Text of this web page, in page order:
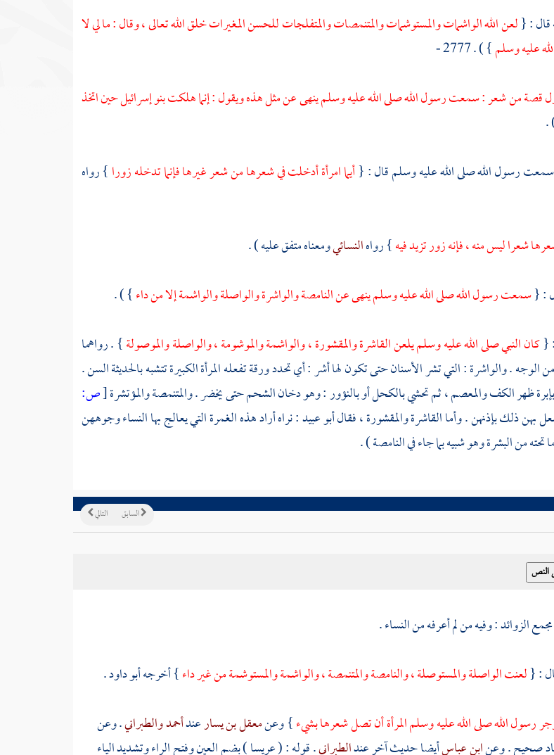
قال : {لعن الله الواشمات والمستوشمات والمتنمصات والمتفلجات للحسن المغيرات خلق الله تعالى ، وقال : ما لي لا
عليه وسلم} ) . 2777 -
قصة من شعر : سمعت رسول الله صلى الله عليه وسلم ينهى عن مثل هذه ويقول : إنما هلكتبنو إسرائيلحين اتخذ
.
رسول الله صلى الله عليه وسلم قال : {أيما امرأة أدخلت في شعرها من شعر غيرها فإنما تدخله زورا} رواه
شعرا ليس منه ، فإنه زور تزيد فيه} رواهالنسائيومعناه متفق عليه ) .
: {سمعت رسول الله صلى الله عليه وسلم ينهى عن النامصة والواشرة والواصلة والواشمة إلا من داء} ) .
{كان النبي صلى الله عليه وسلم يلعن القاشرة والمقشورة ، والواشمة والموشومة ، والواصلة والموصولة} . رواهما
الوجه . والواشرة : التي تشر الأسنان حتى تكون لها أشر : أي تحدد ورقة تفعله المرأة الكبيرة تتشبه بالحديثة السن .
ظهر الكف والمعصم ، ثم تحشي بالكحل أو بالنؤور : وهو دخان الشحم حتى يخضر . والمتنمصة والمؤتشرة[ص:
بهن ذلك بإذنهن . وأما القاشرة والمقشورة ، فقالأبو عبيد: نراه أراد هذه الغمرة التي يعالج بها النساء وجوههن
من البشرة وهو شبيه بما جاء في النامصة ) .
التالي السابق
مجمع الزوائد : وفيه من لم أعرفه من النساء .
: {لعنت الواصلة والمستوصلة ، والنامصة والمتنمصة ، والواشمة والمستوشمة من غير داء} أخرجهأبو داود.
رسول الله صلى الله عليه وسلم المرأة أن تصل شعرها بشيء} وعنمعقل بن يسارعندأحمدوالطبراني. وعن
صحيح . وعنابن عباسأيضا حديث آخر عندالطبراني. قوله : ( عريسا ) بضم العين وفتح الراء وتشديد الياء